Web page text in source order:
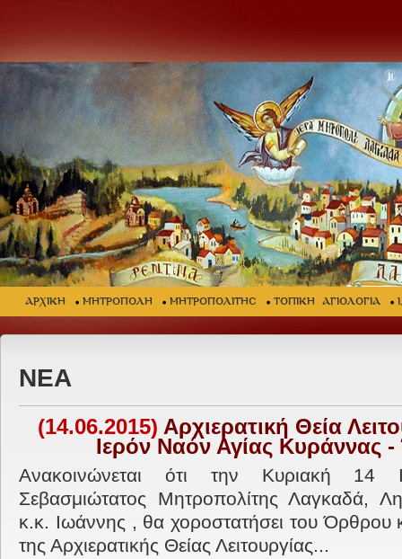
ΑΡΧΙΚΗ ΜΗΤΡΟΠΟΛΗ ΜΗΤΡΟΠΟΛΙΤΗΣ ΤΟΠΙΚΗ ΑΓΙΟΛΟΓΙΑ
ΝΕΑ
(14.06.2015) Αρχιερατική Θεία
Ιερόν Ναόν Αγίας Κυράννας
Ανακοινώνεται ότι την Κυριακή 14
Σεβασμιώτατος Μητροπολίτης Λαγκαδά,
κ.κ. Ιωάννης , θα χοροστατήσει του Όρθρου
της Αρχιερατικής Θείας Λειτουργίας...